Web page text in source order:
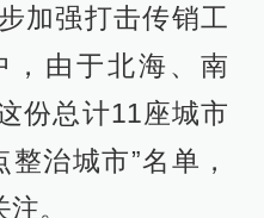
加强打击传销工
，由于北海、南
份总计11座城市
治城市”名单，
。